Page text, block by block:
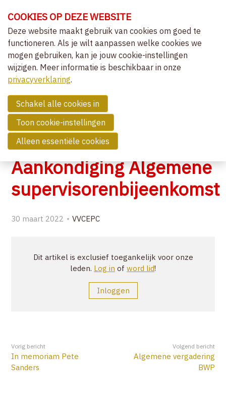
links
over
Spring
naar
de
navigatie
naar
de
inhoud
Aankondiging Algemene
supervisorenbijeenkomst
30 maart 2022 VVCEPC
Dit artikel is exclusief toegankelijk voor onze
leden. Log in of word lid!
Inloggen
Vorig bericht
In memoriam Pete
Sanders
Volgend bericht
Algemene vergadering
BWP
OVER VVCEPC
CLIËNTGERICHT-EXPERIËNTIEEL
NIEUWS
OVERZICHT ACTIVITEITEN
NIEUWS
COMMUNITY
ZOEK EEN THERAPEUT
ACCOUNT
COOKIES OP DEZE WEBSITE
Deze website maakt gebruik van cookies om goed te
functioneren. Als je wilt aanpassen welke cookies we
mogen gebruiken, kan je jouw cookie-instellingen
wijzigen. Meer informatie is beschikbaar in onze
privacyverklaring.
Schakel alle cookies in
Toon cookie-instellingen
Alleen essentiële cookies